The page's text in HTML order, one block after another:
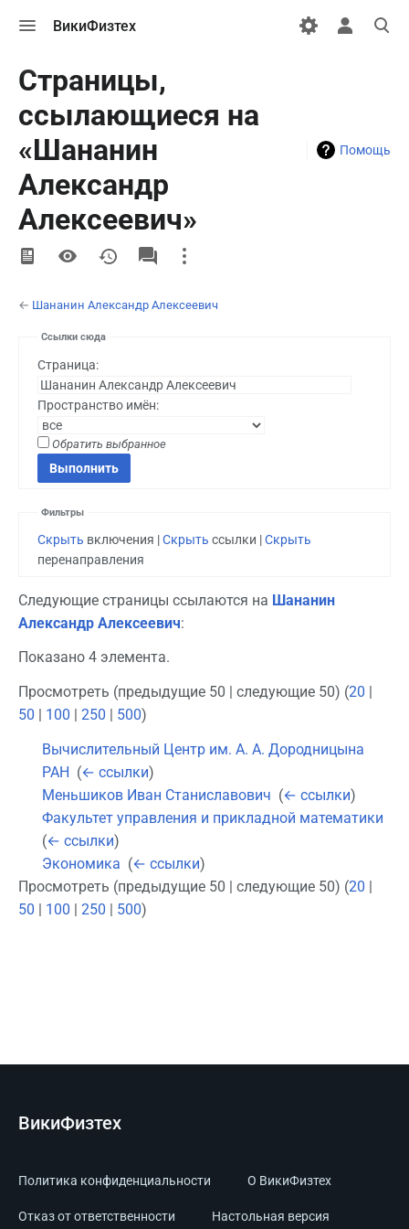
меню
ВикиФизтех
Открыть
поиск
Страницы,
ссылающиеся на
«Шананин
Александр
Алексеевич»
Помощь
More
actions
← Шананин Александр Алексеевич
Ссылки сюда
Страница:
Пространство имён:
Обратить выбранное
Фильтры
Скрыть включения |Скрыть ссылки |Скрыть
перенаправления
Следующие страницы ссылаются на Шананин
Александр Алексеевич:
Показано 4 элемента.
Просмотреть (предыдущие 50 | следующие 50) (20 |
50 | 100 | 250 | 500)
Вычислительный Центр им. А. А. Дородницына
РАН (← ссылки)
Меньшиков Иван Станиславович (← ссылки)
Факультет управления и прикладной математики
(← ссылки)
Экономика (← ссылки)
Просмотреть (предыдущие 50 | следующие 50) (20 |
50 | 100 | 250 | 500)
ВикиФизтех
Политика конфиденциальности О ВикиФизтех
Отказ от ответственности Настольная версия